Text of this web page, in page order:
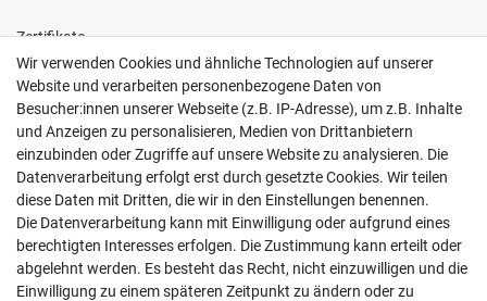
Zertifikate
Wir verwenden Cookies und ähnliche Technologien auf unserer
Website und verarbeiten personenbezogene Daten von
Besucher:innen unserer Webseite (z.B. IP-Adresse), um z.B. Inhalte
und Anzeigen zu personalisieren, Medien von Drittanbietern
einzubinden oder Zugriffe auf unsere Website zu analysieren. Die
Datenverarbeitung erfolgt erst durch gesetzte Cookies. Wir teilen
diese Daten mit Dritten, die wir in den Einstellungen benennen.
Die Datenverarbeitung kann mit Einwilligung oder aufgrund eines
berechtigten Interesses erfolgen. Die Zustimmung kann erteilt oder
abgelehnt werden. Es besteht das Recht, nicht einzuwilligen und die
Einwilligung zu einem späteren Zeitpunkt zu ändern oder zu